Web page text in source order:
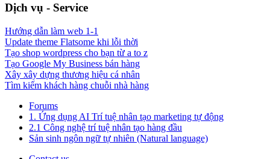
Dịch vụ - Service
Hướng dẫn làm web 1-1
Update theme Flatsome khi lỗi thời
Tạo shop wordpress cho bạn từ a to z
Tạo Google My Business bán hàng
Xây xây dựng thương hiệu cá nhân
Tìm kiếm khách hàng chuỗi nhà hàng
Forums
1. Ứng dụng AI Trí tuệ nhân tạo marketing tự động
2.1 Công nghệ trí tuệ nhân tạo hàng đầu
Sản sinh ngôn ngữ tự nhiên (Natural language)